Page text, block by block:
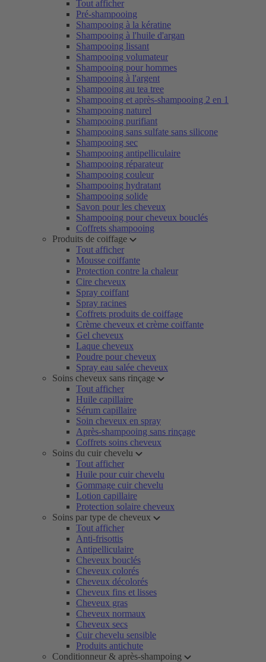
Tout afficher
Pré-shampooing
Shampooing à la kératine
Shampooing à l'huile d'argan
Shampooing lissant
Shampooing volumateur
Shampooing pour hommes
Shampooing à l'argent
Shampooing au tea tree
Shampooing et après-shampooing 2 en 1
Shampooing naturel
Shampooing purifiant
Shampooing sans sulfate sans silicone
Shampooing sec
Shampooing antipelliculaire
Shampooing réparateur
Shampooing couleur
Shampooing hydratant
Shampooing solide
Savon pour les cheveux
Shampooing pour cheveux bouclés
Coffrets shampooing
Produits de coiffage
Tout afficher
Mousse coiffante
Protection contre la chaleur
Cire cheveux
Spray coiffant
Spray racines
Coffrets produits de coiffage
Crème cheveux et crème coiffante
Gel cheveux
Laque cheveux
Poudre pour cheveux
Spray eau salée cheveux
Soins cheveux sans rinçage
Tout afficher
Huile capillaire
Sérum capillaire
Soin cheveux en spray
Après-shampooing sans rinçage
Coffrets soins cheveux
Soins du cuir chevelu
Tout afficher
Huile pour cuir chevelu
Gommage cuir chevelu
Lotion capillaire
Protection solaire cheveux
Soins par type de cheveux
Tout afficher
Anti-frisottis
Antipelliculaire
Cheveux bouclés
Cheveux colorés
Cheveux décolorés
Cheveux fins et lisses
Cheveux gras
Cheveux normaux
Cheveux secs
Cuir chevelu sensible
Produits antichute
Conditionneur & après-shampoing